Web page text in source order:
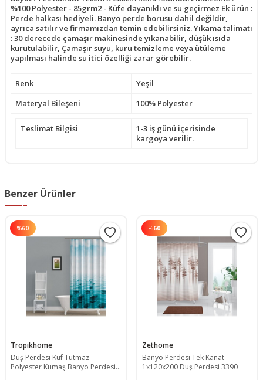
%100 Polyester - 85grm2 - Küfe dayanıklı ve su geçirmez Ek ürün :
Perde halkası hediyeli. Banyo perde borusu dahil değildir,
ayrıca satılır ve firmamızdan temin edebilirsiniz. Yıkama talimatı
: 30 derecede çamaşır makinesinde yıkanabilir, düşük ısıda
kurutulabilir, Çamaşır suyu, kuru temizleme veya ütüleme
yapılması halinde su itici özelliği zarar görebilir.
Renk
Yeşil
Materyal Bileşeni
100% Polyester
Teslimat Bilgisi
1-3 iş günü içerisinde
kargoya verilir.
Benzer Ürünler
%60
Tropikhome
Duş Perdesi Küf Tutmaz
Polyester Kumaş Banyo Perdesi
%60
Zethome
Banyo Perdesi Tek Kanat
1x120x200 Duş Perdesi 3390